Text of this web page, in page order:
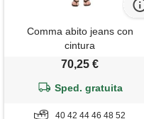
Comma abito jeans con
cintura
70,25 €
Sped. gratuita
40 42 44 46 48 52